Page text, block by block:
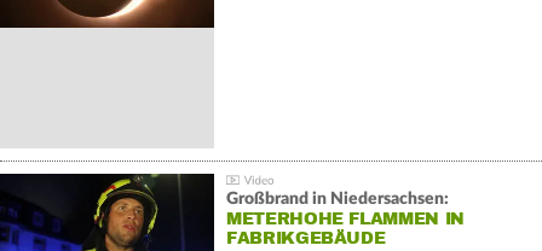
Großbrand in Niedersachsen:
METERHOHE FLAMMEN IN
FABRIKGEBÄUDE